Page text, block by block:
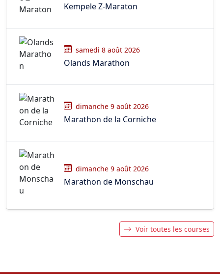
Kempele Z-Maraton
samedi 8 août 2026
Olands Marathon
dimanche 9 août 2026
Marathon de la Corniche
dimanche 9 août 2026
Marathon de Monschau
Voir toutes les courses